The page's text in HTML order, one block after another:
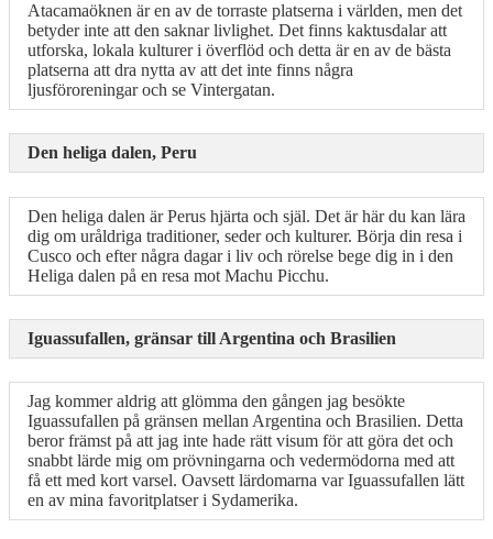
Atacamaöknen är en av de torraste platserna i världen, men det
betyder inte att den saknar livlighet. Det finns kaktusdalar att
utforska, lokala kulturer i överflöd och detta är en av de bästa
platserna att dra nytta av att det inte finns några
ljusföroreningar och se Vintergatan.
Den heliga dalen, Peru
Den heliga dalen är Perus hjärta och själ. Det är här du kan lära
dig om uråldriga traditioner, seder och kulturer. Börja din resa i
Cusco och efter några dagar i liv och rörelse bege dig in i den
Heliga dalen på en resa mot Machu Picchu.
Iguassufallen, gränsar till Argentina och Brasilien
Jag kommer aldrig att glömma den gången jag besökte
Iguassufallen på gränsen mellan Argentina och Brasilien. Detta
beror främst på att jag inte hade rätt visum för att göra det och
snabbt lärde mig om prövningarna och vedermödorna med att
få ett med kort varsel. Oavsett lärdomarna var Iguassufallen lätt
en av mina favoritplatser i Sydamerika.